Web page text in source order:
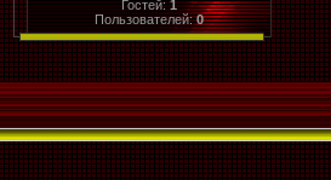
Гостей:1
Пользователей:0